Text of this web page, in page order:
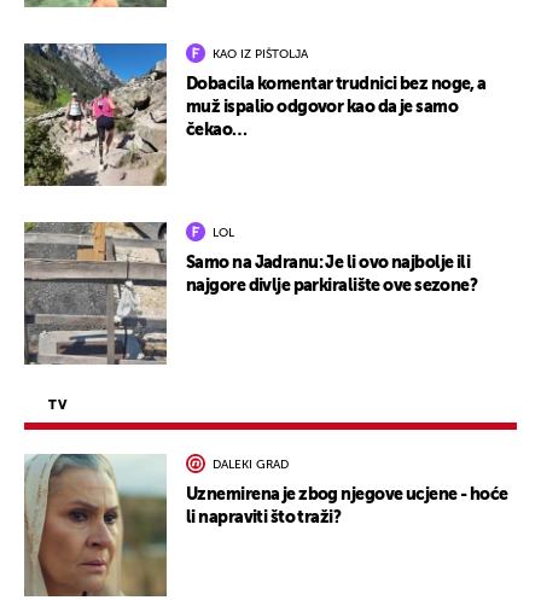
KAO IZ PIŠTOLJA
Dobacila komentar trudnici bez noge, a
muž ispalio odgovor kao da je samo
čekao…
LOL
Samo na Jadranu: Je li ovo najbolje ili
najgore divlje parkiralište ove sezone?
TV
DALEKI GRAD
Uznemirena je zbog njegove ucjene - hoće
li napraviti što traži?